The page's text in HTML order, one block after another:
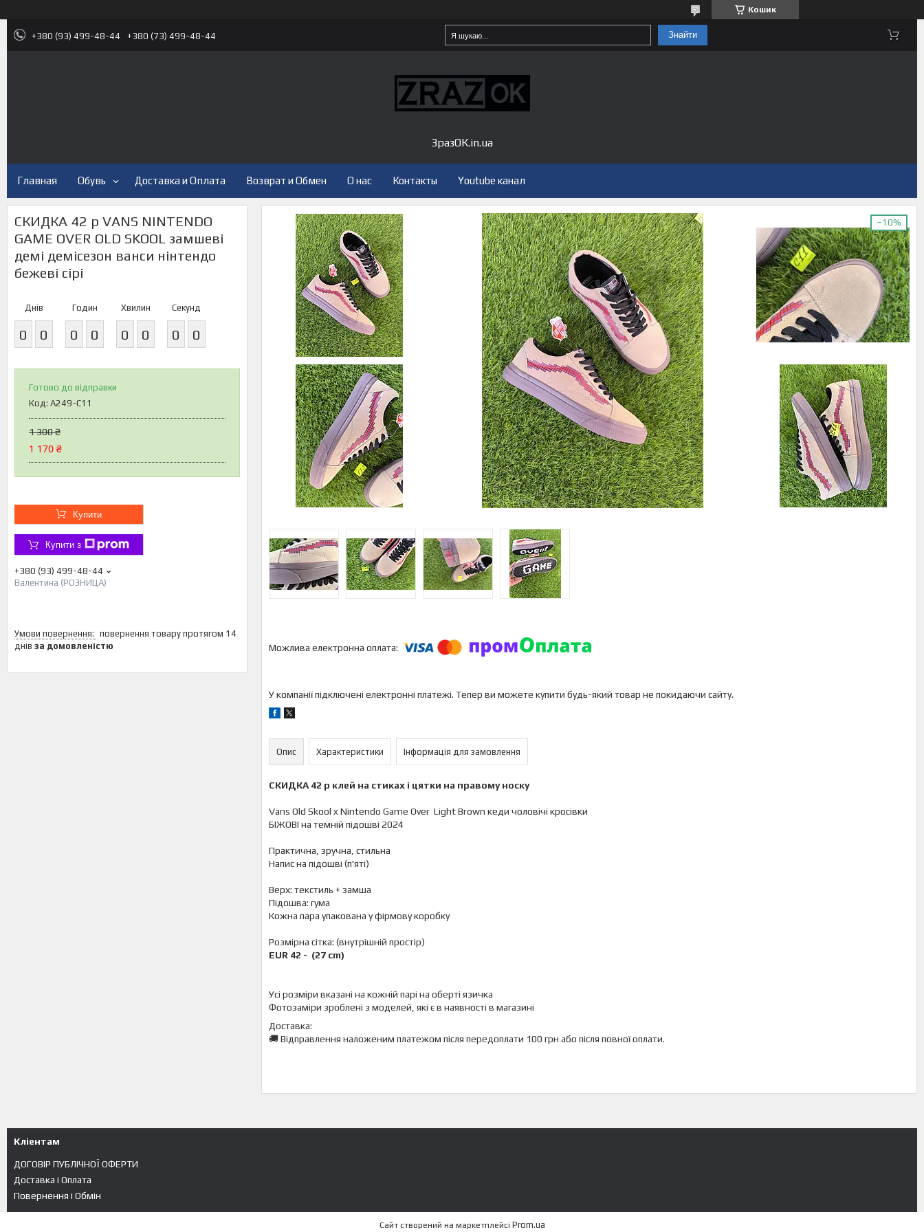
Кошик
+380 (93) 499-48-44 +380 (73) 499-48-44 Знайти
ЗразОК.in.ua
Главная Обувь Доставка и Оплата Возврат и Обмен О нас Контакты Youtube канал
СКИДКА 42 р VANS NINTENDO
GAME OVER OLD SKOOL замшеві
демі демісезон ванси нінтендо
бежеві сірі
Днів
0 0
Годин
0 0
Хвилин
0 0
Секунд
0 0
Готово до відправки
Код: А249-C11
1 300 ₴
1 170 ₴
Купити
Купити з
+380 (93) 499-48-44
Валентина (РОЗНИЦА)
повернення товару протягом 14
днів за домовленістю
–10%
У компанії підключені електронні платежі. Тепер ви можете купити будь-який товар не покидаючи сайту.
Опис Характеристики Інформація для замовлення
СКИДКА 42 р клей на стиках і цятки на правому носку
Vans Old Skool x Nintendo Game Over Light Brown кеди чоловічі кросівки
БІЖОВІ на темній підошві 2024
Практична, зручна, стильна
Напис на підошві (п'яті)
Верх: текстиль + замша
Підошва: гума
Кожна пара упакована у фірмову коробку
Розмірна сітка: (внутрішній простір)
EUR 42 - (27 cm)
Усі розміри вказані на кожній парі на оберті язичка
Фотозаміри зроблені з моделей, які є в наявності в магазині
Доставка:
🚚 Відправлення наложеним платежом після передоплати 100 грн або після повної оплати.
Кліентам
ДОГОВІР ПУБЛІЧНОЇ ОФЕРТИ
Доставка і Оплата
Повернення і Обмін
Сайт створений на маркетплейсі Prom.ua